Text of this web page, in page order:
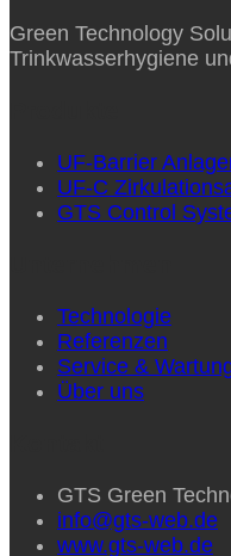
Green Technology
Trinkwasserhygiene
UF-Barrier
UF-C
GTS Control
Technologie
Referenzen
Service &
Über uns
GTS Green
info@gts-web.de
www.gts-web.de